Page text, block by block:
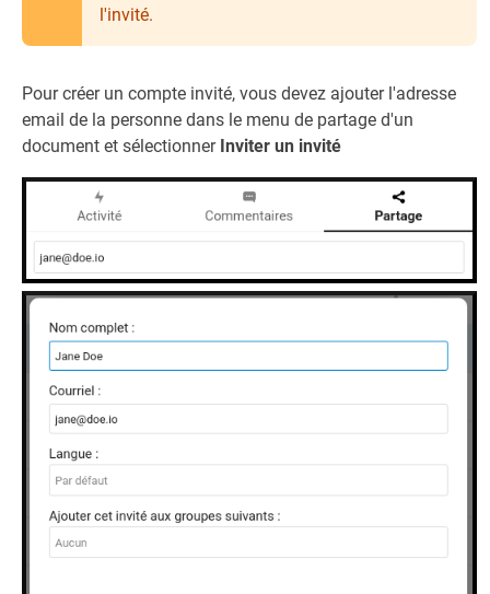
l'invité.
Pour créer un compte invité, vous devez ajouter l'adresse
email de la personne dans le menu de partage d'un
document et sélectionner Inviter un invité